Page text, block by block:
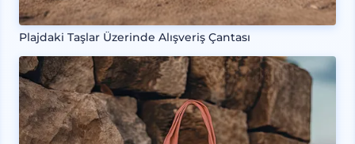
Plajdaki Taşlar Üzerinde Alışveriş Çantası